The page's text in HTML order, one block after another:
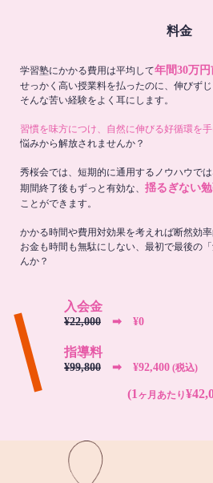
料金
学習塾にかかる費用は平均して年間30万
せっかく高い授業料を払ったのに、伸びずじ
そんな苦い経験をよく耳にします。
習慣を味方につけ、自然に伸びる好循環を
悩みから解放されませんか？
秀桜会では、短期的に通用するノウハウでは
期間終了後もずっと有効な、 揺るぎない
ことができます。
かかる時間や費用対効果を考えれば断然効率
お金も時間も無駄にしない、最初で最後の
んか？
入会金
¥22,000 ➡︎ ¥0
指導料
¥99,800 ➡︎ ¥92,400 (税込)
(1 ヶ月あたり